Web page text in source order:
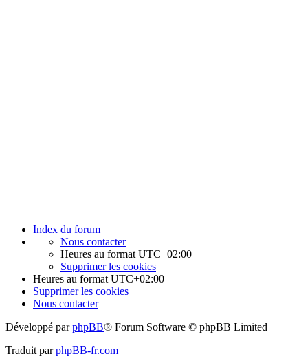
Index du forum
Nous contacter
Heures au format UTC+02:00
Supprimer les cookies
Heures au format UTC+02:00
Supprimer les cookies
Nous contacter
Développé parphpBB® Forum Software © phpBB Limited
Traduit parphpBB-fr.com